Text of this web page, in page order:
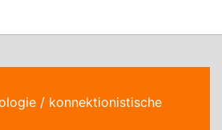
/ konnektionistische